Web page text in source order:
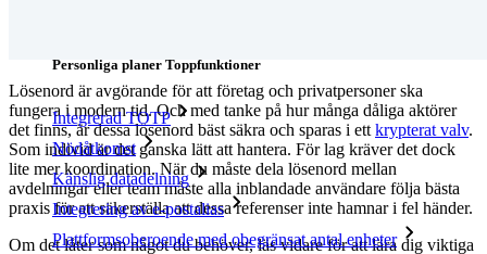
Personliga planer Toppfunktioner
Integrerad TOTP
Nödåtkomst
Känslig datadelning
Integrering av e-postalias
Plattformsoberoende med obegränsat antal enheter
Lösenord är avgörande för att företag och privatpersoner ska
fungera i modern tid. Och med tanke på hur många dåliga aktörer
det finns, är dessa lösenord bäst säkra och sparas i ett krypterat valv.
Som individ är det ganska lätt att hantera. För lag kräver det dock
lite mer koordination. När du måste dela lösenord mellan
avdelningar eller team måste alla inblandade användare följa bästa
praxis för att säkerställa att dessa referenser inte hamnar i fel händer.
Om det låter som något du behöver, läs vidare för att lära dig viktiga